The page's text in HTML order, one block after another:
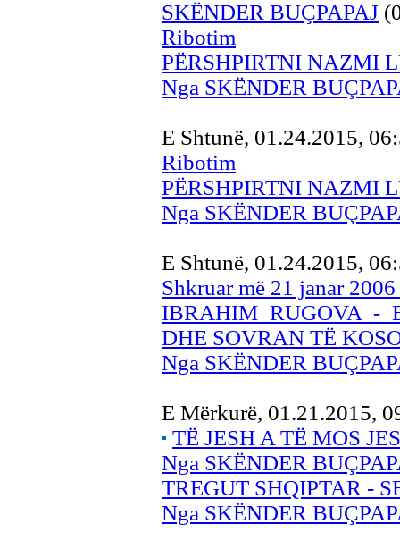
SKËNDER BUÇPAPAJ
Ribotim
PËRSHPIRTNI NAZMI
Nga SKËNDER
E Shtunë, 01.24.2015,
Ribotim
PËRSHPIRTNI NAZMI
Nga SKËNDER
E Shtunë, 01.24.2015,
Shkruar më 21 janar
IBRAHIM RUGOVA -
DHE SOVRAN TË
Nga SKËNDER
E Mërkurë, 01.21.2015,
TË JESH A TË MOS
Nga SKËNDER
TREGUT SHQIPTAR -
Nga SKËNDER